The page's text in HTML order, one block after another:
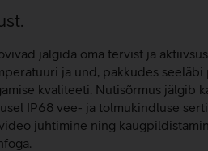
jälgida oma tervist ja
ja und, pakkudes
kvaliteeti. Nutisõrmus jälgib
IP68 vee- ja tolmukindluse
juhtimine ning